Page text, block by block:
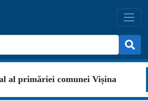
al primăriei comunei Vișina